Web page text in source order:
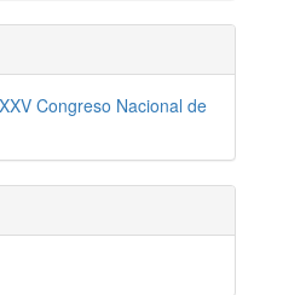
Congreso Nacional de